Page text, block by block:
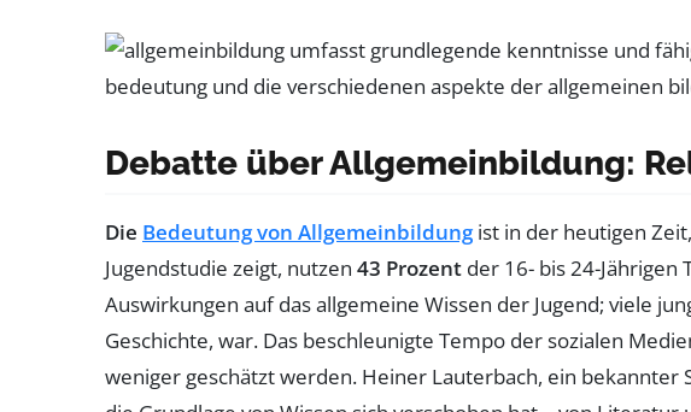
Debatte über Allgemeinbildung:
Die Bedeutung von Allgemeinbildungist in der heutigen
Jugendstudie zeigt, nutzen 43 Prozent der 16- bis 24-
Auswirkungen auf das allgemeine Wissen der Jugend; viele
Geschichte, war. Das beschleunigte Tempo der sozialen
weniger geschätzt werden. Heiner Lauterbach, ein bekannter